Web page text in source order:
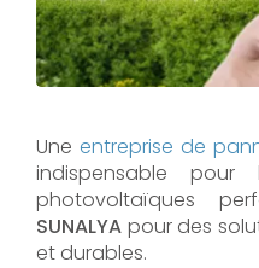
Une entreprise de
indispensable pour
photovoltaïques
SUNALYA pour des
et durables.